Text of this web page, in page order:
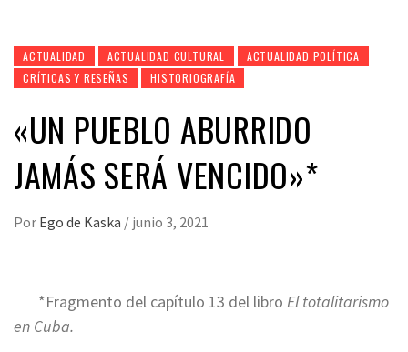
ACTUALIDAD ACTUALIDAD CULTURAL
ACTUALIDAD POLÍTICA
CRÍTICAS Y RESEÑAS
HISTORIOGRAFÍA
«UN PUEBLO ABURRIDO
JAMÁS SERÁ VENCIDO»*
Por Ego de Kaska / junio 3, 2021
*Fragmento del capítulo 13 del libro El totalitarismo
en Cuba.